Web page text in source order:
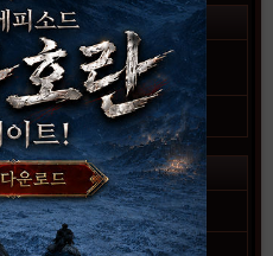
효과
방어력
-
정보
재질 철
강도 -